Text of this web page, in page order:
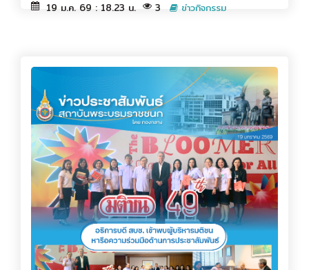
19 ม.ค. 69 : 18.23 น. 3 ข่าวกิจกรรม